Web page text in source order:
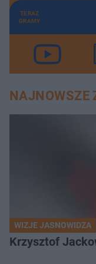
TERAZ
GRAMY
NAJNOWSZE
WIZJE JASNOWIDZA
Krzysztof